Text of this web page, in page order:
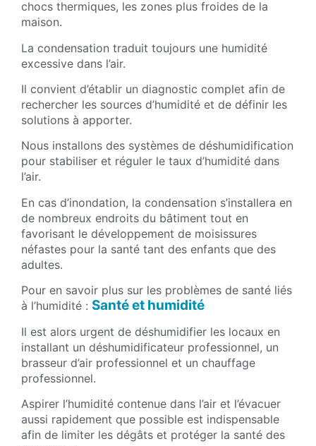
chocs thermiques, les zones plus froides de la
maison.
La condensation traduit toujours une humidité
excessive dans l’air.
Il convient d’établir un diagnostic complet afin de
rechercher les sources d’humidité et de définir les
solutions à apporter.
Nous installons des systèmes de déshumidification
pour stabiliser et réguler le taux d’humidité dans
l’air.
En cas d’inondation, la condensation s’installera en
de nombreux endroits du bâtiment tout en
favorisant le développement de moisissures
néfastes pour la santé tant des enfants que des
adultes.
Pour en savoir plus sur les problèmes de santé liés
à l’humidité : Santé et humidité
Il est alors urgent de déshumidifier les locaux en
installant un déshumidificateur professionnel, un
brasseur d’air professionnel et un chauffage
professionnel.
Aspirer l’humidité contenue dans l’air et l’évacuer
aussi rapidement que possible est indispensable
afin de limiter les dégâts et protéger la santé des